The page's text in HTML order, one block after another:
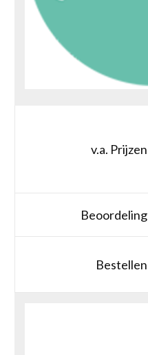
v.a. Prijzen
Beoordeling
Bestellen